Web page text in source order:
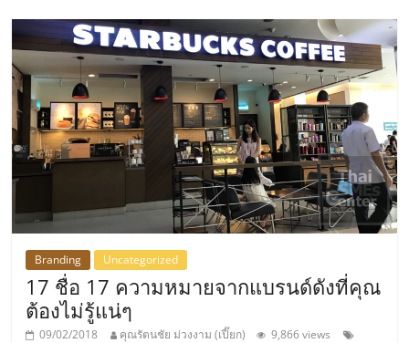
แห่ง
ประเทศไทย,
ThaiSMEsCenter,
รวม
ธุรกิจ
เอ
เอ็
มอี
ไทย,
SMEs,
แฟ
ไชส์,
Branding Uncategorized
17 ชื่อ 17 ความหมายจากแบรนด์ดังที่คุณ
ต้องไม่รู้แน่ๆ
09/02/2018 คุณรัตนชัย ม่วงงาม (เปี๊ยก)
9,866 views